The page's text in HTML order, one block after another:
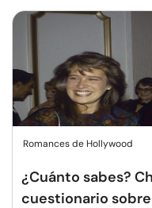
Romances de Hollywood
¿Cuánto sabes?
cuestionario